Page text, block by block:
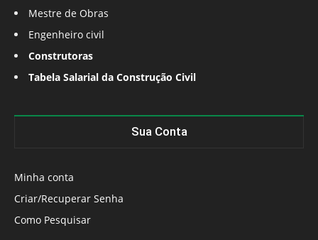
Mestre de Obras
Engenheiro civil
Construtoras
Tabela Salarial da Construção Civil
Sua Conta
Minha conta
Criar/Recuperar Senha
Como Pesquisar